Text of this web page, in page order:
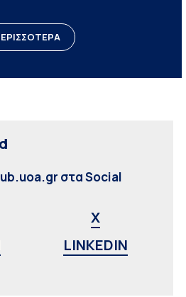
στα Social
X
LINKEDIN